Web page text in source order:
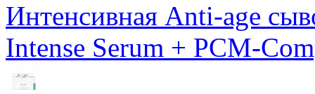
Интенсивная Anti-age
Intense Serum + PCM-